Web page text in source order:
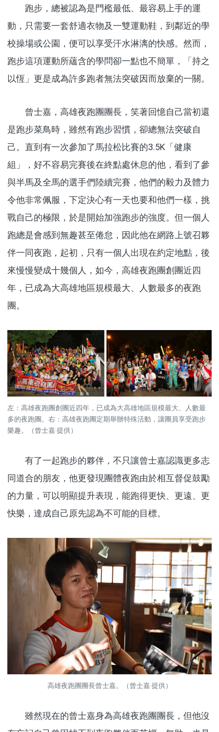
跑步，總被認為是門檻最低、最容易上手的運
動，只需要一套舒適衣物及一雙運動鞋，到鄰近的學
校操場或公園，便可以享受汗水淋漓的快感。然而，
跑步這項運動所蘊含的學問卻一點也不簡單，「持之
以恆」更是成為許多跑者無法突破因而放棄的一關。
曾士嘉，高雄夜跑團團長，笑著回憶自己當初還
是跑步菜鳥時，雖然有跑步習慣，卻總無法突破自
己。直到有一次參加了馬拉松比賽的3.5K「健康
組」，好不容易完賽後在終點處休息的他，看到了參
與半馬及全馬的選手們陸續完賽，他們的毅力及體力
令他非常佩服，下定決心有一天也要和他們一樣，挑
戰自己的極限，於是開始加強跑步的強度。但一個人
跑總是會感到無趣甚至倦怠，因此他在網路上號召夥
伴一同夜跑，起初，只有一個人出現在約定地點，後
來慢慢變成十幾個人，如今，高雄夜跑團創團近四
年，已成為大高雄地區規模最大、人數最多的夜跑
團。
左：高雄夜跑團創團近四年，已成為大高雄地區規模最大、人數最
多的夜跑團。右：高雄夜跑團定期舉辦特殊活動，讓團員享受跑步
樂趣。（曾士嘉·提供）
有了一起跑步的夥伴，不只讓曾士嘉認識更多志
同道合的朋友，他更發現團體夜跑由於相互督促鼓勵
的力量，可以明顯提升表現，能跑得更快、更遠、更
快樂，達成自己原先認為不可能的目標。
高雄夜跑團團長曾士嘉。（曾士嘉·提供）
雖然現在的曾士嘉身為高雄夜跑團團長，但他沒